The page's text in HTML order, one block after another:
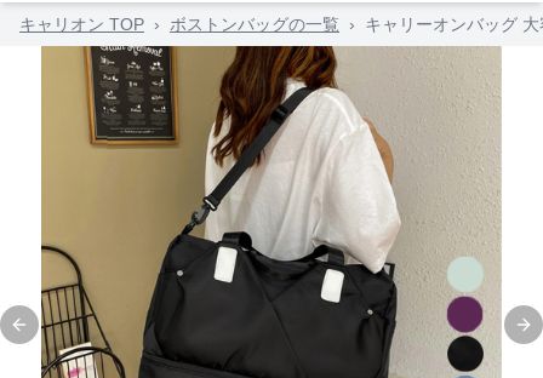
キャリオン TOP › ボストンバッグの一覧 › キャリーオンバッグ
Previous slide